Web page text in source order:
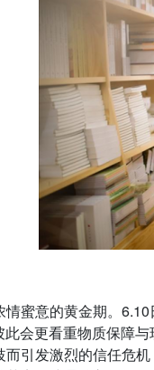
蜜意的黄金期。
会更看重物质保障
引发激烈的信任危